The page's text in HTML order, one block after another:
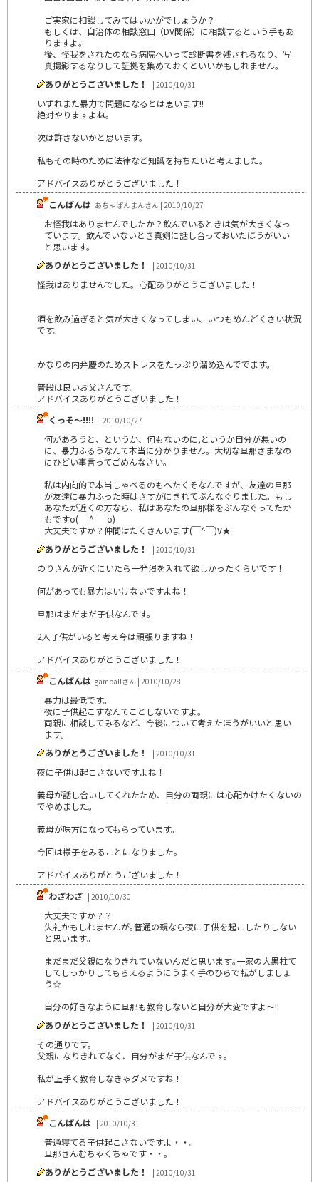
ご実家に相談してみてはいかがでしょうか？
もしくは、自治体の相談窓口（DV関係）に相談するという手もあ
りますよ。
後、怪我をされたのなら病院へいって診断書を残されるなり、写
真撮影するなりして証拠を集めておくといいかもしれません。
ありがとうございました！
| 2010/10/31
いずれまた暴力で問題になるとは思います!!
絶対やりますよね。
次は許さないかと思います。
私もその時のために法律など知識を持ちたいと考えました。
アドバイスありがとうございました！
こんばんは あちゃぱんまんさん | 2010/10/27
お怪我はありませんでしたか？飲んでいるときは気が大きくなっ
ています。飲んでいないとき真剣に話し合っておいたほうがいい
と思います。
ありがとうございました！
| 2010/10/31
怪我はありませんでした。心配ありがとうございました！
酒を飲み過ぎると気が大きくなってしまい、いつもめんどくさい状況
です。
かなりの内弁慶のためストレスをたっぷり溜め込んででます。
普段は良いお父さんです。
アドバイスありがとうございました！
くっそ～!!!! | 2010/10/27
何があろうと、というか、何もないのに,というか自分が悪いの
に、暴力ふるうなんて本当に分かりません。大切な旦那さまなの
にひどい事言ってごめんなさい。
私は内向的で本当しゃべるのもへたくそなんですが、友達の旦那
が友達に暴力ふった時はさすがにきれてぶんなぐりました。もし
あなたが近くの方なら、私はあなたの旦那様をぶんなぐってたか
もですo(￣ ^ ￣ o)
大丈夫ですか？仲間はたくさんいます(￣^￣)V★
ありがとうございました！
| 2010/10/31
のりさんが近くにいたら一発渇を入れて欲しかったくらいです！
何があっても暴力はいけないですよね！
旦那はまだまだ子供なんです。
2人子供がいると考え今は頑張りますね！
アドバイスありがとうございました！
こんばんは gamballさん | 2010/10/28
暴力は最低です。
夜に子供起こすなんてことしないですよ。
両親に相談してみるなど、今後について考えたほうがいいと思い
ます。
ありがとうございました！
| 2010/10/31
夜に子供は起こさないですよね！
義母が話し合いしてくれたため、自分の両親には心配かけたくないの
でやめました。
義母が味方になってもらっています。
今回は様子をみることになりました。
アドバイスありがとうございました！
わざわざ | 2010/10/30
大丈夫ですか？？
失礼かもしれませんが｡普通の親なら夜に子供を起こしたりしない
と思います｡
まだまだ父親になりきれていないんだと思います｡一家の大黒柱て
してしっかりしてもらえるようにうまく手のひらで転がしましょ
う☆
自分の好きなように旦那も教育しないと自分が大変ですよ～!!
ありがとうございました！
| 2010/10/31
その通りです。
父親になりきれてなく、自分がまだ子供なんです。
私が上手く教育しなきゃダメですね！
アドバイスありがとうございました！
こんばんは | 2010/10/31
普通寝てる子供起こさないですよ・・。
旦那さんむちゃくちゃです・・。
ありがとうございました！
| 2010/10/31